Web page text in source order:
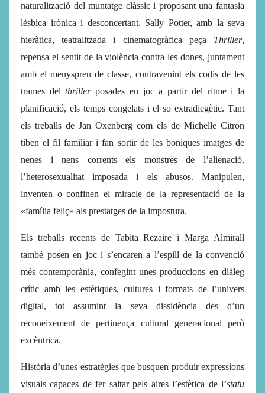
naturalització del muntatge clàssic i proposant una fantasia
lèsbica irònica i desconcertant. Sally Potter, amb la seva
hieràtica, teatralitzada i cinematogràfica peça Thriller,
repensa el sentit de la violència contra les dones, juntament
amb el menyspreu de classe, contravenint els codis de les
trames delthrillerposades en joc a partir del ritme i la
planificació, els temps congelats i el so extradiegètic. Tant
els treballs de Jan Oxenberg com els de Michelle Citron
tiben el fil familiar i fan sortir de les boniques imatges de
nenes i nens corrents els monstres de l’alienació,
l’heterosexualitat imposada i els abusos. Manipulen,
inventen o confinen el miracle de la representació de la
«família feliç» als prestatges de la impostura.
Els treballs recents de Tabita Rezaire i Marga Almirall
també posen en joc i s’encaren a l’espill de la convenció
més contemporània, confegint unes produccions en diàleg
crític amb les estètiques, cultures i formats de l’univers
digital, tot assumint la seva dissidència des d’un
reconeixement de pertinença cultural generacional però
excèntrica.
Història d’unes estratègies que busquen produir expressions
visuals capaces de fer saltar pels aires l’estètica de l’statu